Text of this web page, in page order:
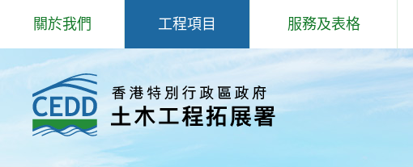
主
內
關於我們
歡迎辭
抱負、使命和信念
工程項目
主要工程
服務及表格
岩土工程服務
填料管理